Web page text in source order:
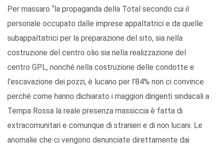
Per massaro “la propaganda della Total secondo cui il
personale occupato dalle imprese appaltatrici e da quelle
subappaltatrici per la preparazione del sito, sia nella
costruzione del centro olio sia nella realizzazione del
centro GPL, nonché nella costruzione delle condotte e
l’escavazione dei pozzi, è lucano per l’84% non ci convince
perché come hanno dichiarato i maggiori dirigenti sindacali a
Tempa Rossa la reale presenza massiccia è fatta di
extracomunitari e comunque di stranieri e di non lucani. Le
anomalie che ci vengono denunciate direttamente dai